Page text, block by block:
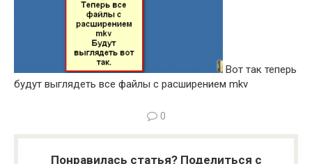
Вот так теперь
будут выглядеть все файлы с расширением mkv
0
Понравилась статья? Поделиться с